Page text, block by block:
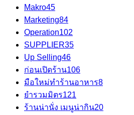
Makro45
Marketing84
Operation102
SUPPLIER35
Up Selling46
ก่อนเปิดร้าน106
มือใหม่ทำร้านอาหาร8
ยำรวมมิตร121
ร้านน่านั่ง เมนูน่ากิน20